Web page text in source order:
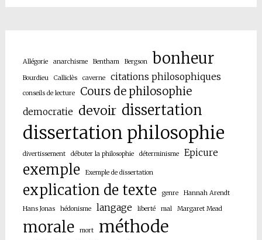
Allégorie anarchisme Bentham Bergson bonheur
Bourdieu Calliclès caverne citations philosophiques
conseils de lecture Cours de philosophie
democratie devoir dissertation
dissertation philosophie
divertissement débuter la philosophie déterminisme Epicure
exemple Exemple de dissertation
explication de texte genre Hannah Arendt
Hans Jonas hédonisme langage liberté mal Margaret Mead
morale mort méthode